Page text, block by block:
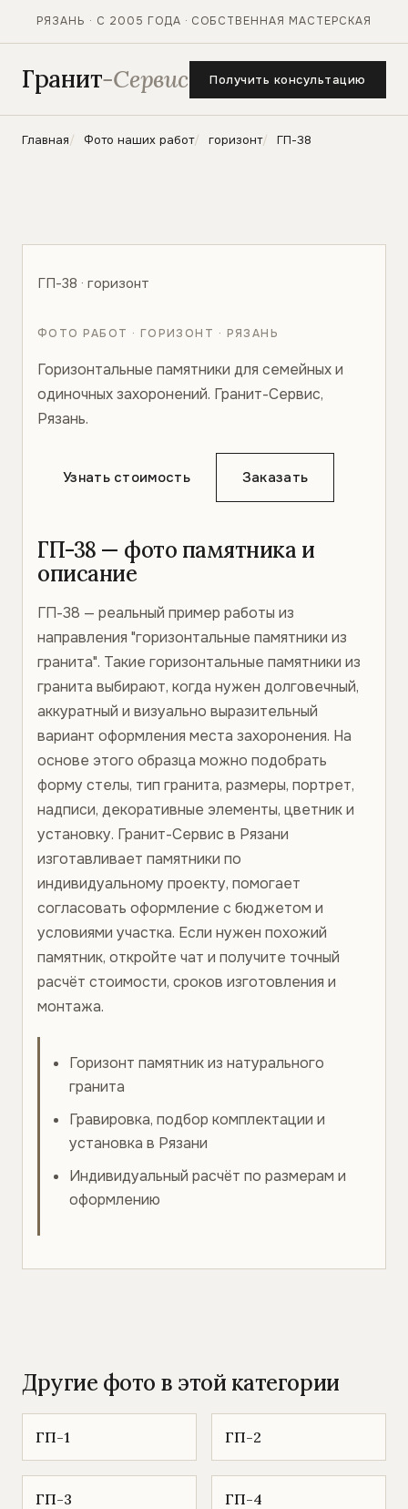
РЯЗАНЬ · С 2005 ГОДА · СОБСТВЕННАЯ МАСТЕРСКАЯ
Гранит-Сервис Получить консультацию
Главная Фото наших работ горизонт ГП-38
ГП-38 · горизонт
ФОТО РАБОТ · ГОРИЗОНТ · РЯЗАНЬ
Горизонтальные памятники для семейных и
одиночных захоронений. Гранит-Сервис,
Рязань.
Узнать стоимость Заказать
ГП-38 — фото памятника и
описание
ГП-38 — реальный пример работы из
направления "горизонтальные памятники из
гранита". Такие горизонтальные памятники из
гранита выбирают, когда нужен долговечный,
аккуратный и визуально выразительный
вариант оформления места захоронения. На
основе этого образца можно подобрать
форму стелы, тип гранита, размеры, портрет,
надписи, декоративные элементы, цветник и
установку. Гранит-Сервис в Рязани
изготавливает памятники по
индивидуальному проекту, помогает
согласовать оформление с бюджетом и
условиями участка. Если нужен похожий
памятник, откройте чат и получите точный
расчёт стоимости, сроков изготовления и
монтажа.
Горизонт памятник из натурального
гранита
Гравировка, подбор комплектации и
установка в Рязани
Индивидуальный расчёт по размерам и
оформлению
Другие фото в этой категории
ГП-1 ГП-2
ГП-3 ГП-4